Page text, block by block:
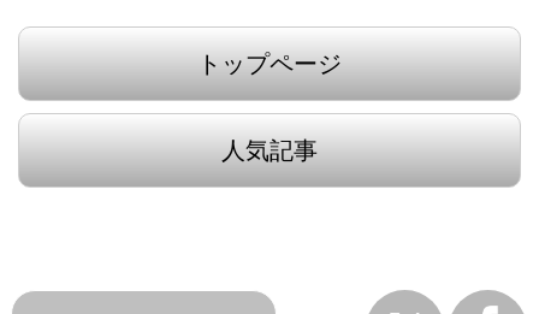
トップページ
人気記事